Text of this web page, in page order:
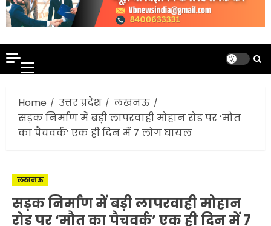
Primary
Menu
Home
उत्तर प्रदेश
लखनऊ
सड़क निर्माण में बड़ी लापरवाही मोहान रोड पर ‘मौत
का पैचवर्क’ एक ही दिन में 7 लोग घायल
लखनऊ
सड़क निर्माण में बड़ी लापरवाही मोहान
रोड पर ‘मौत का पैचवर्क’ एक ही दिन में 7